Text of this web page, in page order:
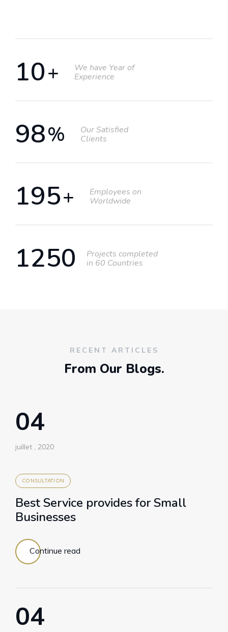
12+
We have Year of
Experience
98%
Our Satisfied
Clients
200+
Employees on
Worldwide
1250
Projects completed
in 60 Countries
RECENT ARTICLES
From Our Blogs.
04
juillet , 2020
CONSULTATION
Best Service provides for Small
Businesses
Continue read
04